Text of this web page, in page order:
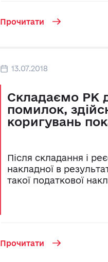
Прочитати
13.07.2018
Складаємо РК
помилок,
коригувань
Після складання і
накладної в
такої податкової
Прочитати